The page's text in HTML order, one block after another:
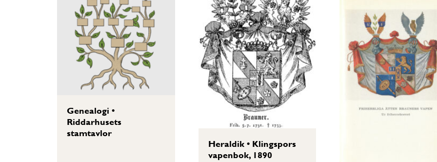
Genealogi •
Riddarhusets
stamtavlor
Heraldik• Klingspors
vapenbok, 1890